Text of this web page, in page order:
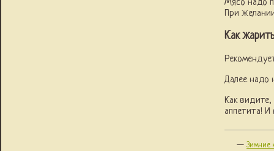
Мясо надо
При
Как
Далее надо
Как
аппетита! И
— Зимние